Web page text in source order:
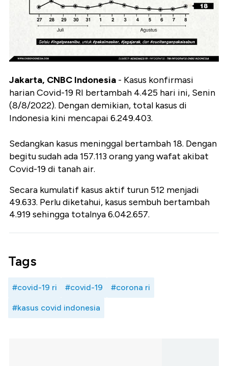
Jakarta, CNBC Indonesia - Kasus konfirmasi
harian Covid-19 RI bertambah 4.425 hari ini, Senin
(8/8/2022). Dengan demikian, total kasus di
Indonesia kini mencapai 6.249.403.
Sedangkan kasus meninggal bertambah 18. Dengan
begitu sudah ada 157.113 orang yang wafat akibat
Covid-19 di tanah air.
Secara kumulatif kasus aktif turun 512 menjadi
49.633. Perlu diketahui, kasus sembuh bertambah
4.919 sehingga totalnya 6.042.657.
Tags
#covid-19 ri #covid-19 #corona ri
#kasus covid indonesia